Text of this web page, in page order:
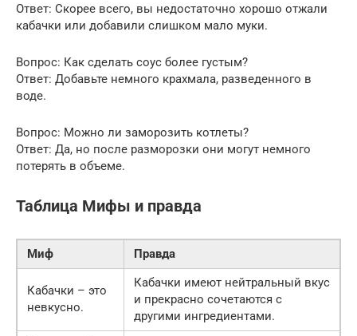
Ответ: Скорее всего, вы недостаточно хорошо отжали
кабачки или добавили слишком мало муки.
Вопрос: Как сделать соус более густым?
Ответ: Добавьте немного крахмала, разведенного в
воде.
Вопрос: Можно ли заморозить котлеты?
Ответ: Да, но после разморозки они могут немного
потерять в объеме.
Таблица Мифы и правда
Миф Правда
Кабачки – это
невкусно.
Кабачки имеют нейтральный вкус
и прекрасно сочетаются с
другими ингредиентами.